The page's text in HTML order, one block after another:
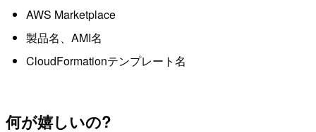
AWS Marketplace
製品名、AMI名
CloudFormationテンプレート名
何が嬉しいの?